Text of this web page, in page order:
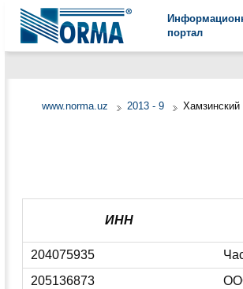
портал
www.norma.uz 2013 - 9 Хамзинский
ИНН
204075935
205136873